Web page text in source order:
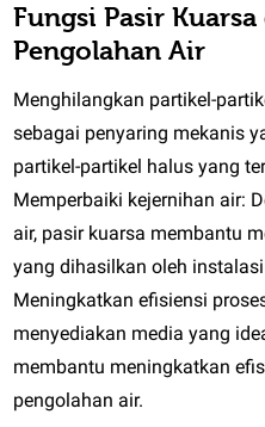
Fungsi Pasir
Pengolahan Air
Menghilangkan partikel-
sebagai penyaring mekanis
partikel-partikel halus yang
Memperbaiki kejernihan air:
air, pasir kuarsa membantu
yang dihasilkan oleh
Meningkatkan efisiensi
menyediakan media yang
membantu meningkatkan
pengolahan air.